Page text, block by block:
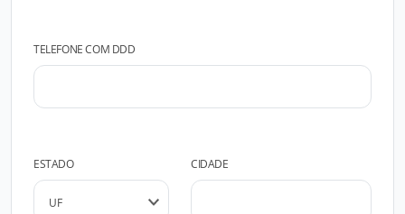
TELEFONE COM DDD
ESTADO CIDADE